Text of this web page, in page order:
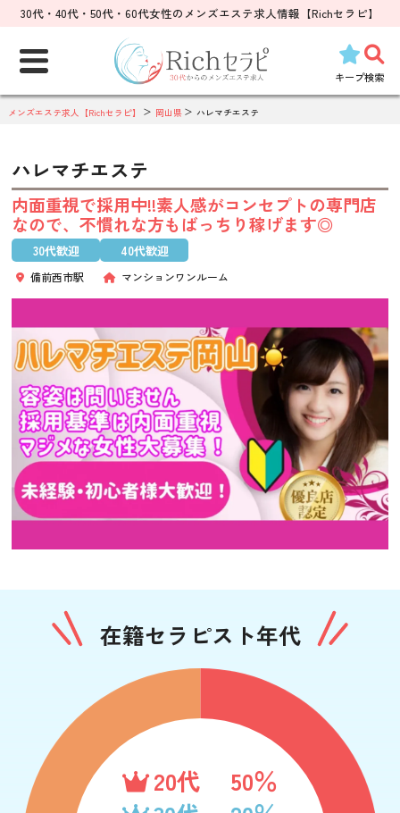
30代・40代・50代・60代女性のメンズエステ求人情報【Richセラピ】
キープ検索
索:
メンズエステ求人【Richセラピ】 岡山県 ハレマチエステ
ハレマチエステ
内面重視で採用中!!素人感がコンセプトの専門店
なので、不慣れな方もばっちり稼げます◎
30代歓迎 40代歓迎
備前西市駅 マンションワンルーム
在籍セラピスト年代
20代
50％